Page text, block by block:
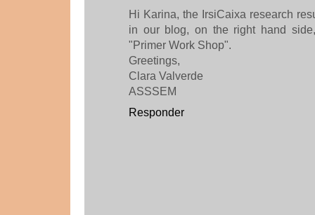
Hi Karina, the IrsiCaixa research
in our blog, on the right hand
"Primer Work Shop".
Greetings,
Clara Valverde
ASSSEM
Responder